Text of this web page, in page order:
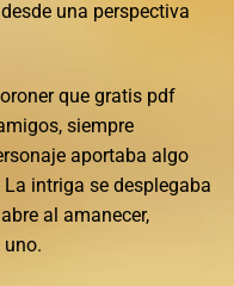
una perspectiva
que gratis pdf
siempre
aportaba algo
intriga se desplegaba
al amanecer,